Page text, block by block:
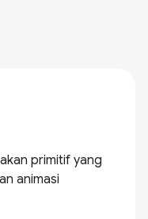
primitif yang
animasi